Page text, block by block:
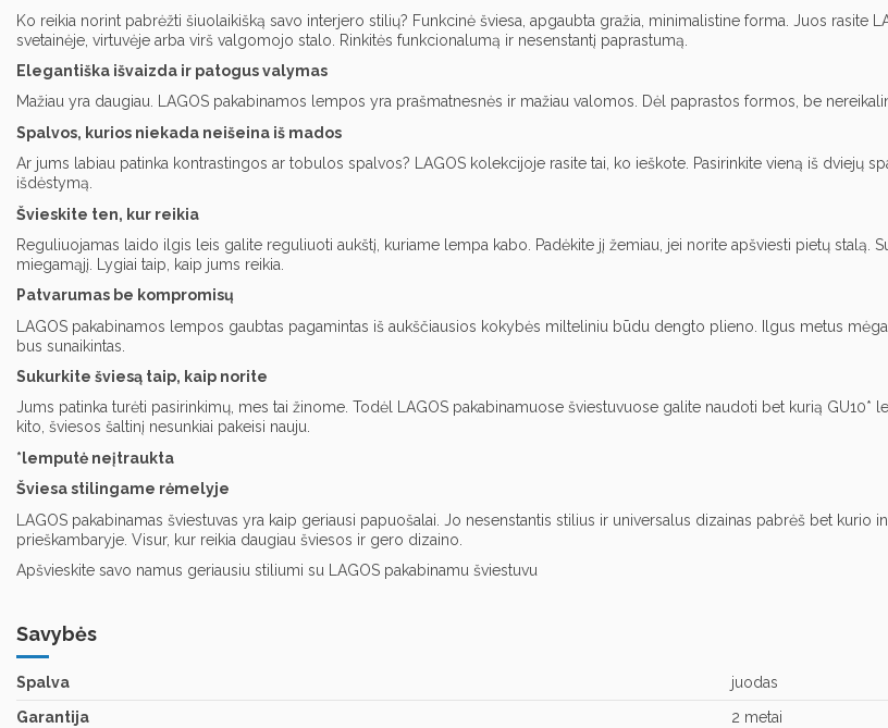
Ko reikia norint pabrėžti šiuolaikišką savo interjero stilių? Funkcinė šviesa, apgaubta gražia, minimalistine forma. Juos
svetainėje, virtuvėje arba virš valgomojo stalo. Rinkitės funkcionalumą ir nesenstantį paprastumą.
Elegantiška išvaizda ir patogus valymas
Mažiau yra daugiau. LAGOS pakabinamos lempos yra prašmatnesnės ir mažiau valomos. Dėl paprastos formos, be
Spalvos, kurios niekada neišeina iš mados
Ar jums labiau patinka kontrastingos ar tobulos spalvos? LAGOS kolekcijoje rasite tai, ko ieškote. Pasirinkite vieną iš dviejų
išdėstymą.
Švieskite ten, kur reikia
Reguliuojamas laido ilgis leis galite reguliuoti aukštį, kuriame lempa kabo. Padėkite jį žemiau, jei norite apšviesti pietų stalą.
miegamąjį. Lygiai taip, kaip jums reikia.
Patvarumas be kompromisų
LAGOS pakabinamos lempos gaubtas pagamintas iš aukščiausios kokybės milteliniu būdu dengto plieno. Ilgus metus
bus sunaikintas.
Sukurkite šviesą taip, kaip norite
Jums patinka turėti pasirinkimų, mes tai žinome. Todėl LAGOS pakabinamuose šviestuvuose galite naudoti bet kurią GU10*
kito, šviesos šaltinį nesunkiai pakeisi nauju.
*lemputė neįtraukta
Šviesa stilingame rėmelyje
LAGOS pakabinamas šviestuvas yra kaip geriausi papuošalai. Jo nesenstantis stilius ir universalus dizainas pabrėš bet
prieškambaryje. Visur, kur reikia daugiau šviesos ir gero dizaino.
Apšvieskite savo namus geriausiu stiliumi su LAGOS pakabinamu šviestuvu
Savybės
Spalva
juodas
Garantija
2 metai